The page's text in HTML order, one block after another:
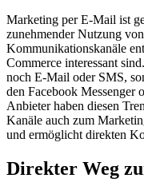
Marketing per E-Mail ist
zunehmender Nutzung
Kommunikationskanäle
Commerce interessant
noch E-Mail oder SMS,
den Facebook Messenger
Anbieter haben diesen
Kanäle auch zum
und ermöglicht direkten
Direkter Weg